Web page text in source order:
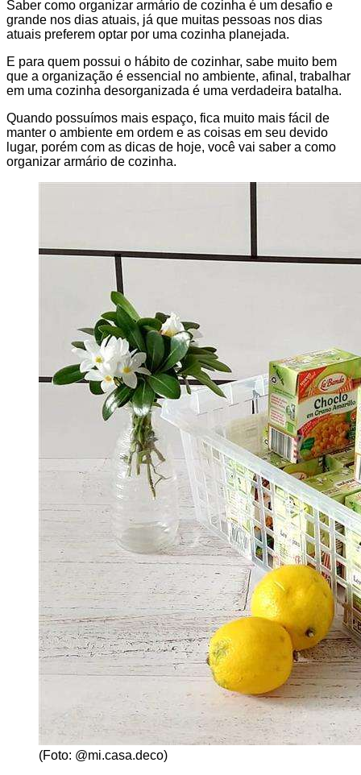
Saber como organizar armário de cozinha é um desafio e
grande nos dias atuais, já que muitas pessoas nos dias
atuais preferem optar por uma cozinha planejada.
E para quem possui o hábito de cozinhar, sabe muito bem
que a organização é essencial no ambiente, afinal, trabalhar
em uma cozinha desorganizada é uma verdadeira batalha.
Quando possuímos mais espaço, fica muito mais fácil de
manter o ambiente em ordem e as coisas em seu devido
lugar, porém com as dicas de hoje, você vai saber a como
organizar armário de cozinha.
(Foto: @mi.casa.deco)